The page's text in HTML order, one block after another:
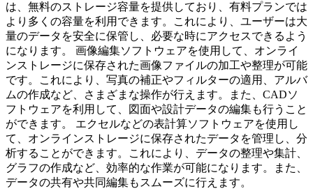
は、無料のストレージ容量を提供しており、有料プランでは
より多くの容量を利用できます。これにより、ユーザーは大
量のデータを安全に保管し、必要な時にアクセスできるよう
になります。 画像編集ソフトウェアを使用して、オンライ
ンストレージに保存された画像ファイルの加工や整理が可能
です。これにより、写真の補正やフィルターの適用、アルバ
ムの作成など、さまざまな操作が行えます。また、CADソ
フトウェアを利用して、図面や設計データの編集も行うこと
ができます。 エクセルなどの表計算ソフトウェアを使用し
て、オンラインストレージに保存されたデータを管理し、分
析することができます。これにより、データの整理や集計、
グラフの作成など、効率的な作業が可能になります。また、
データの共有や共同編集もスムーズに行えます。